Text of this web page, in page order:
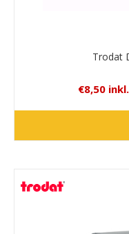
Trodat
€8,50